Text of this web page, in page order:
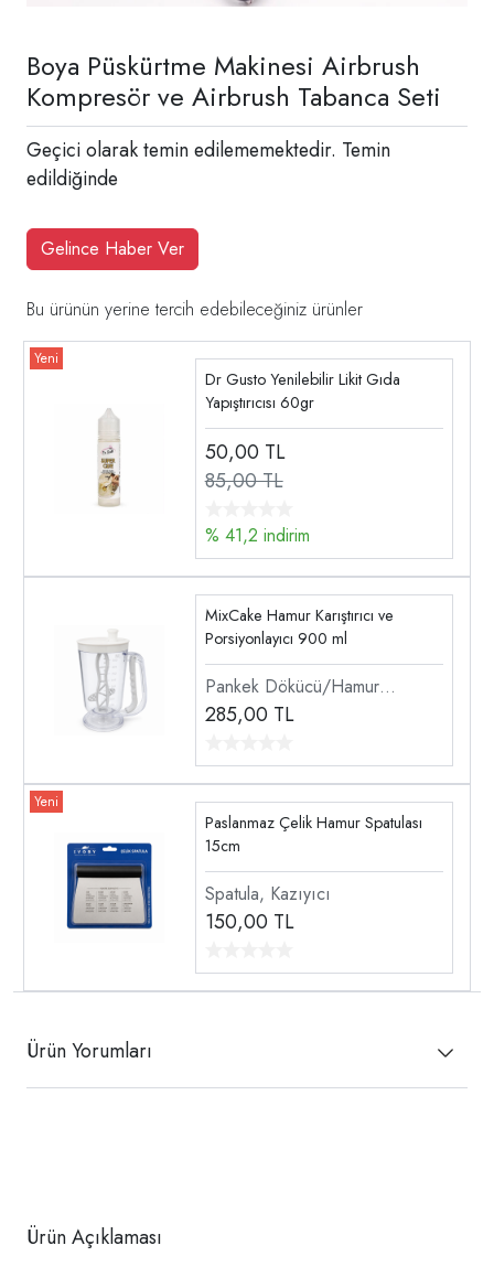
Boya Püskürtme Makinesi Airbrush
Kompresör ve Airbrush Tabanca Seti
Geçici olarak temin edilememektedir. Temin
edildiğinde
Gelince Haber Ver
Bu ürünün yerine tercih edebileceğiniz ürünler
Dr Gusto Yenilebilir Likit Gıda
Yapıştırıcısı 60gr
50,00 TL
85,00 TL
% 41,2 indirim
MixCake Hamur Karıştırıcı ve
Porsiyonlayıcı 900 ml
Pankek Dökücü/Hamur
Dağıtıcı
285,00 TL
Paslanmaz Çelik Hamur Spatulası
15cm
Spatula, Kazıyıcı
150,00 TL
Ürün Yorumları
Ürün Açıklaması